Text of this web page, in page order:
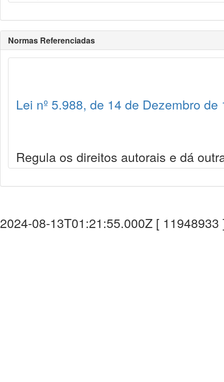
Normas Referenciadas
Lei nº 5.988, de 14 de Dezembro de
Regula os direitos autorais e dá
2024-08-13T01:21:55.000Z [ 11948933